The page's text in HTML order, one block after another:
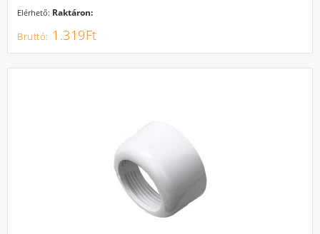
Elérhető: Raktáron:
1.319Ft